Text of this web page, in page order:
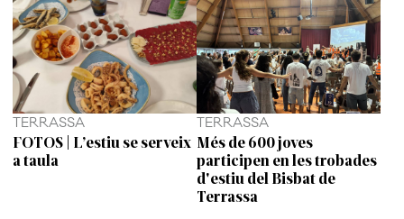
TERRASSA
FOTOS | L’estiu se serveix
a taula
TERRASSA
Més de 600 joves
participen en les trobades
d'estiu del Bisbat de
Terrassa